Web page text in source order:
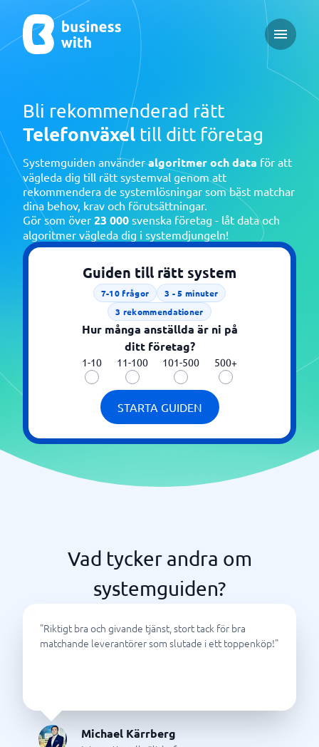
Open
Bli rekommenderad rätt
Telefonväxel till ditt företag
Systemguiden använderalgoritmer och data för att
vägleda dig till rätt systemval genom att
rekommendera de systemlösningar som bäst matchar
dina behov, krav och förutsättningar.
Gör som över 23 000 svenska företag - låt data och
algoritmer vägleda dig i systemdjungeln!
Guiden till rätt system
7-10 frågor 3 - 5 minuter
3 rekommendationer
Hur många anställda är ni på
ditt företag?
1-10 11-100 101-500 500+
STARTA GUIDEN
Vad tycker andra om
systemguiden?
"Riktigt bra och givande tjänst, stort tack för bra
matchande leverantörer som slutade i ett toppenköp!"
Michael Kärrberg